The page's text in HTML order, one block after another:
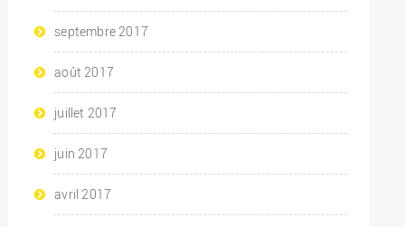
septembre 2017
août 2017
juillet 2017
juin 2017
avril 2017